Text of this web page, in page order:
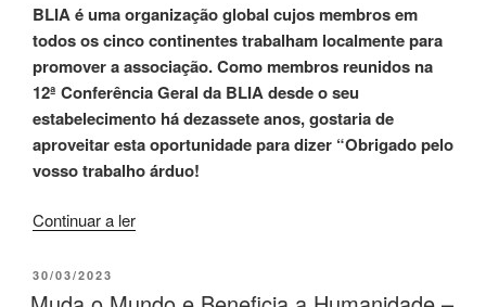
BLIA é uma organização global cujos membros em
todos os cinco continentes trabalham localmente para
promover a associação. Como membros reunidos na
12ª Conferência Geral da BLIA desde o seu
estabelecimento há dezassete anos, gostaria de
aproveitar esta oportunidade para dizer “Obrigado pelo
vosso trabalho árduo!
Continuar a ler
30/03/2023